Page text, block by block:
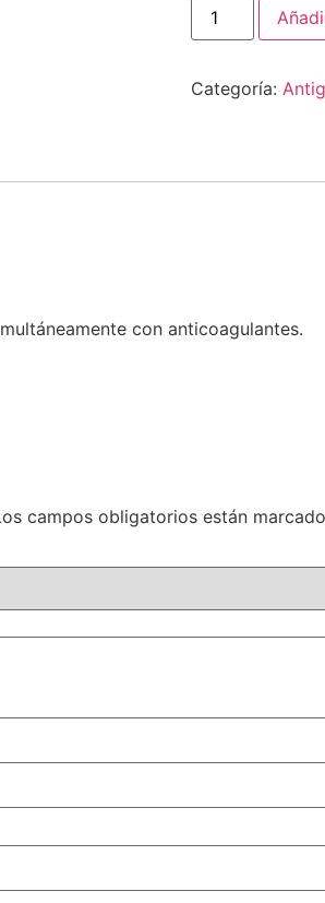
Categoría:
con anticoagulantes.
campos obligatorios están